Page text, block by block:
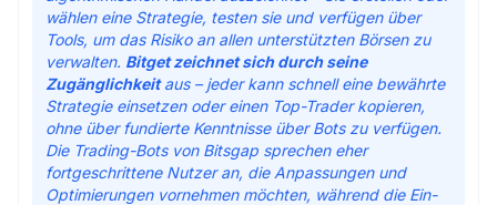
wählen eine Strategie, testen sie und verfügen über
Tools, um das Risiko an allen unterstützten Börsen zu
verwalten. Bitget zeichnet sich durch seine
Zugänglichkeitaus – jeder kann schnell eine bewährte
Strategie einsetzen oder einen Top-Trader kopieren,
ohne über fundierte Kenntnisse über Bots zu verfügen.
Die Trading-Bots von Bitsgap sprechen eher
fortgeschrittene Nutzer an, die Anpassungen und
Optimierungen vornehmen möchten, während die Ein-